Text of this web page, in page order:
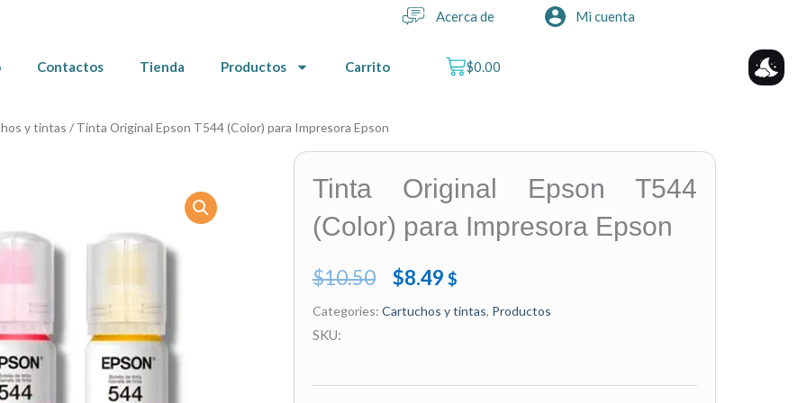
Acerca de Mi cuenta
Contactos Tienda Productos Carrito $0.00
Cart
y tintas / Tinta Original Epson T544 (Color) para Impresora Epson
Tinta Original Epson T544
(Color) para Impresora Epson
$10.50
Original
price
$10.50.
$8.49Current
price
$8.49.
$
Categories: Cartuchos y tintas, Productos
SKU: